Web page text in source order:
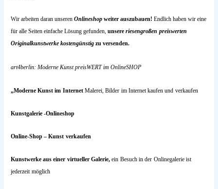
Wir arbeiten daran unseren Onlineshop weiter auszubauen!Endlich haben wir eine
für alle Seiten einfache Lösung gefunden, unsereriesengroßen preiswerten
Originalkunstwerke kostengünstig zu versenden.
art4berlin: Moderne Kunst preisWERT im OnlineSHOP
„Moderne Kunst im InternetMalerei, Bilder im Internet kaufen und verkaufen
Kunstgalerie -Onlineshop
Online-Shop – Kunst verkaufen
Kunstwerke aus einer virtueller Galerie,ein Besuch in der Onlinegalerie ist
jederzeit möglich